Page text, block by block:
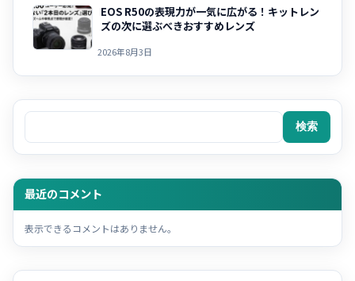
EOS R50の表現力が一気に広がる！キットレン
ズの次に選ぶべきおすすめレンズ
2026年8月3日
検索
検索
最近のコメント
表示できるコメントはありません。